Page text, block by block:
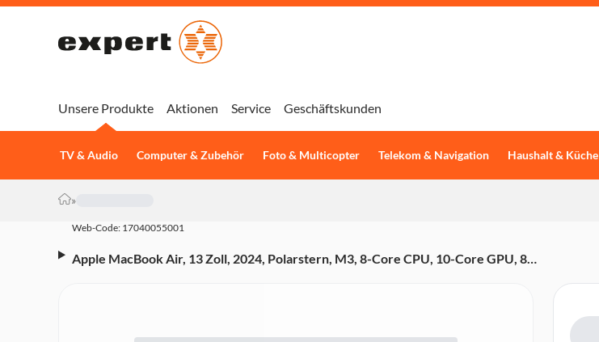
Unsere Produkte
TV & Audio Computer & Zubehör Foto & Multicopter Telekom & Navigation Haushalt & Küche
Aktionen Service Geschäftskunden
»
Web-Code: 17040055001
Apple MacBook Air, 13 Zoll, 2024, Polarstern, M3, 8-Core CPU, 10-Core GPU, 8